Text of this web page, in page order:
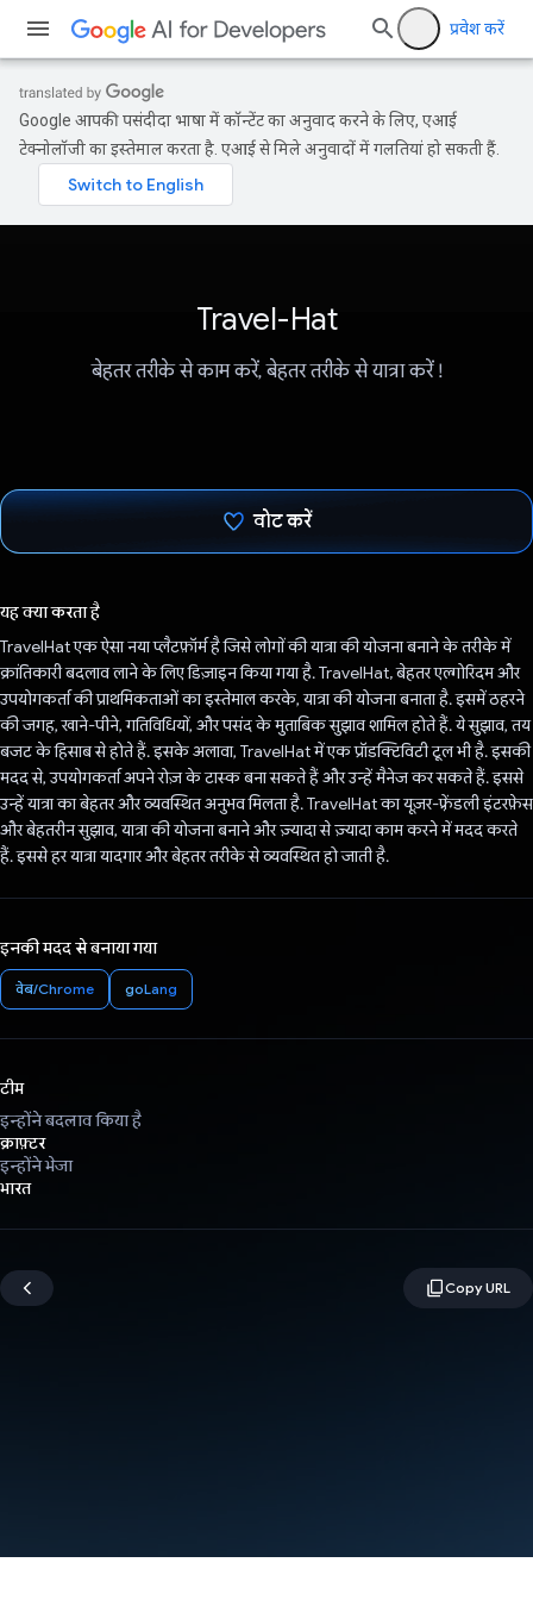
प्रवेश करें
Google आपकी पसंदीदा भाषा में कॉन्टेंट का अनुवाद करने के लिए, एआई
टेक्नोलॉजी का इस्तेमाल करता है. एआई से मिले अनुवादों में गलतियां हो सकती हैं.
Travel-Hat
बेहतर तरीके से काम करें, बेहतर तरीके से यात्रा करें !
वोट करें
यह क्या करता है
TravelHat एक ऐसा नया प्लैटफ़ॉर्म है जिसे लोगों की यात्रा की योजना बनाने के तरीके में
क्रांतिकारी बदलाव लाने के लिए डिज़ाइन किया गया है. TravelHat, बेहतर एल्गोरिदम और
उपयोगकर्ता की प्राथमिकताओं का इस्तेमाल करके, यात्रा की योजना बनाता है. इसमें ठहरने
की जगह, खाने-पीने, गतिविधियों, और पसंद के मुताबिक सुझाव शामिल होते हैं. ये सुझाव, तय
बजट के हिसाब से होते हैं. इसके अलावा, TravelHat में एक प्रॉडक्टिविटी टूल भी है. इसकी
मदद से, उपयोगकर्ता अपने रोज़ के टास्क बना सकते हैं और उन्हें मैनेज कर सकते हैं. इससे
उन्हें यात्रा का बेहतर और व्यवस्थित अनुभव मिलता है. TravelHat का यूज़र-फ़्रेंडली इंटरफ़ेस
और बेहतरीन सुझाव, यात्रा की योजना बनाने और ज़्यादा से ज़्यादा काम करने में मदद करते
हैं. इससे हर यात्रा यादगार और बेहतर तरीके से व्यवस्थित हो जाती है.
इनकी मदद से बनाया गया
वेब/Chrome goLang
टीम
इन्होंने बदलाव किया है
क्राफ़्टर
इन्होंने भेजा
भारत